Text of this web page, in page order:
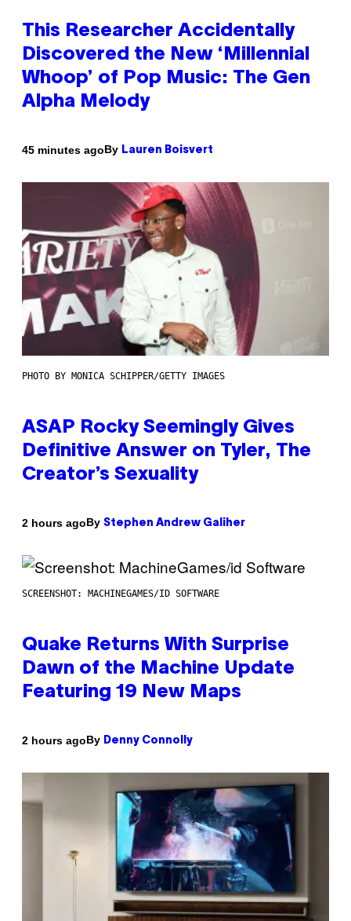
This Researcher Accidentally
Discovered the New ‘Millennial
Whoop’ of Pop Music: The Gen
Alpha Melody
45 minutes agoBy Lauren Boisvert
PHOTO BY MONICA SCHIPPER/GETTY IMAGES
ASAP Rocky Seemingly Gives
Definitive Answer on Tyler, The
Creator’s Sexuality
2 hours agoBy Stephen Andrew Galiher
SCREENSHOT: MACHINEGAMES/ID SOFTWARE
Quake Returns With Surprise
Dawn of the Machine Update
Featuring 19 New Maps
2 hours agoBy Denny Connolly